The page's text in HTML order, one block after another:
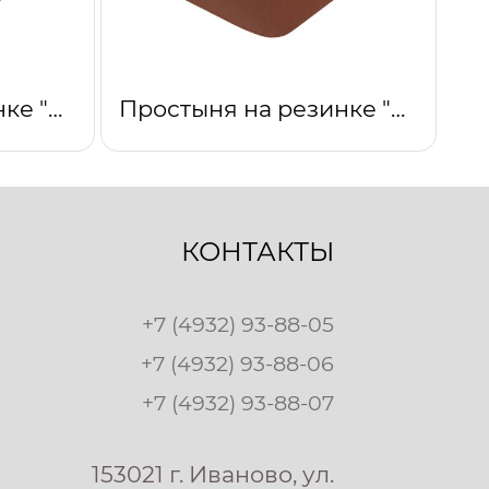
Простыня на резинке "Серебро" Простыня на резинке "Коричневый"
КОНТАКТЫ
+7 (4932) 93-88-05
+7 (4932) 93-88-06
+7 (4932) 93-88-07
153021 г. Иваново, ул.